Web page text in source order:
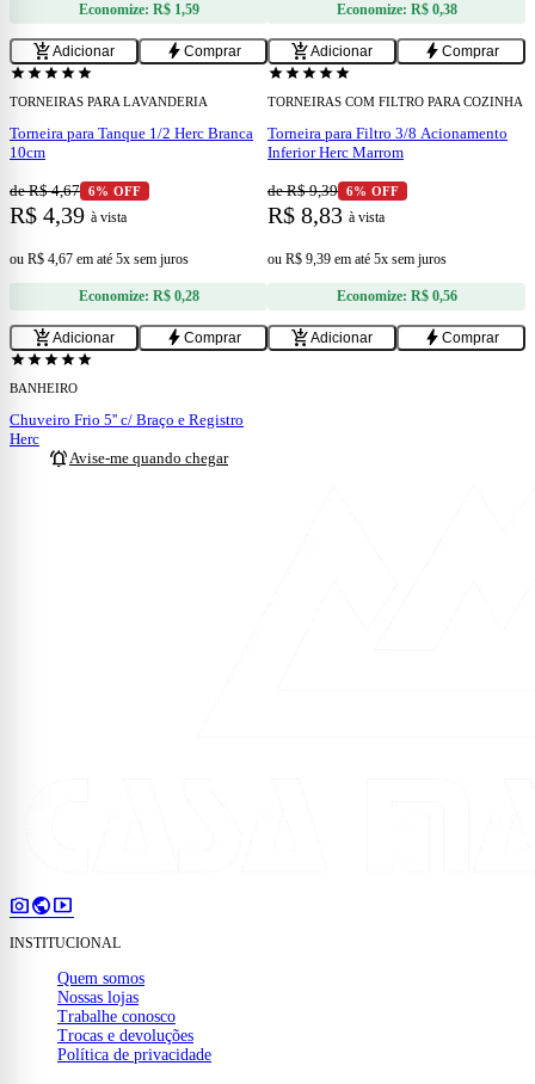
Economize: R$ 1,59
add_shopping_cartAdicionar bolt Comprar
Economize: R$ 0,38
add_shopping_cartAdicionar bolt Comprar
add
starstarstarstarstar
TORNEIRAS PARA LAVANDERIA
Torneira para Tanque 1/2 Herc Branca
10cm
de R$ 4,67 6% OFF
R$ 4,39 à vista
ou R$ 4,67 em até 5x sem juros
Economize: R$ 0,28
add_shopping_cartAdicionar bolt Comprar
add
starstarstarstarstar
TORNEIRAS COM FILTRO PARA COZINHA
Torneira para Filtro 3/8 Acionamento
Inferior Herc Marrom
de R$ 9,39 6% OFF
R$ 8,83 à vista
ou R$ 9,39 em até 5x sem juros
Economize: R$ 0,56
add_shopping_cartAdicionar bolt Comprar
ESGOTADO
starstarstarstarstar
BANHEIRO
Chuveiro Frio 5'' c/ Braço e Registro
Herc
notifications_activeAvise-me quando chegar
photo_camerapublicsmart_display
INSTITUCIONAL
Quem somos
Nossas lojas
Trabalhe conosco
Trocas e devoluções
Política de privacidade